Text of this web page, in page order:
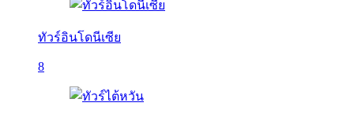
ทัวร์อินโดนีเซีย
8